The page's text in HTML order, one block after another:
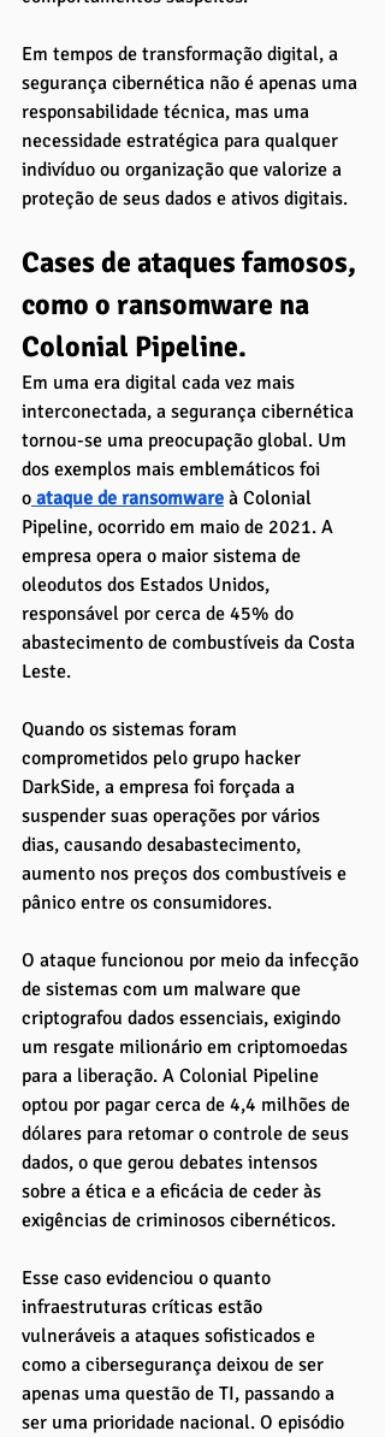
Em tempos de transformação digital, a
segurança cibernética não é apenas uma
responsabilidade técnica, mas uma
necessidade estratégica para qualquer
indivíduo ou organização que valorize a
proteção de seus dados e ativos digitais.
Cases de ataques famosos,
como o ransomware na
Colonial Pipeline.
Em uma era digital cada vez mais
interconectada, a segurança cibernética
tornou-se uma preocupação global. Um
dos exemplos mais emblemáticos foi
o ataque de ransomware à Colonial
Pipeline, ocorrido em maio de 2021. A
empresa opera o maior sistema de
oleodutos dos Estados Unidos,
responsável por cerca de 45% do
abastecimento de combustíveis da Costa
Leste.
Quando os sistemas foram
comprometidos pelo grupo hacker
DarkSide, a empresa foi forçada a
suspender suas operações por vários
dias, causando desabastecimento,
aumento nos preços dos combustíveis e
pânico entre os consumidores.
O ataque funcionou por meio da infecção
de sistemas com um malware que
criptografou dados essenciais, exigindo
um resgate milionário em criptomoedas
para a liberação. A Colonial Pipeline
optou por pagar cerca de 4,4 milhões de
dólares para retomar o controle de seus
dados, o que gerou debates intensos
sobre a ética e a eficácia de ceder às
exigências de criminosos cibernéticos.
Esse caso evidenciou o quanto
infraestruturas críticas estão
vulneráveis a ataques sofisticados e
como a cibersegurança deixou de ser
apenas uma questão de TI, passando a
ser uma prioridade nacional. O episódio